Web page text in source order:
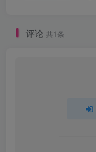
评论 共1条